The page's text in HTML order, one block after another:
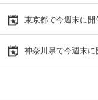
東京都で今週末に
神奈川県で今週末